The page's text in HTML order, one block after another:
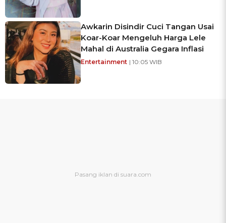
Awkarin Disindir Cuci Tangan Usai
Koar-Koar Mengeluh Harga Lele
Mahal di Australia Gegara Inflasi
Entertainment | 10:05 WIB